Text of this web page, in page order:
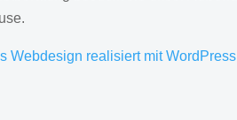
Webdesign realisiert mit